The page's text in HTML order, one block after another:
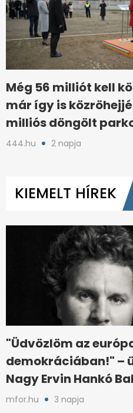
Még 56 milliót kell
már így is
milliós döngölt
444.hu 2 napja
KIEMELT HÍREK
"Üdvözlöm az
demokráciában!" –
Nagy Ervin Hankó
mfor.hu 3 napja